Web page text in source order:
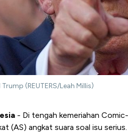
(REUTERS/Leah Millis)
- Di tengah kemeriahan
(AS) angkat suara soal isu